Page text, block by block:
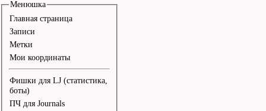
Ино с Дэвидом Бирном,
Но в любой
квартире
Есть свой собственный
Шаги в сапогах в
Менюшка
Главная страница
Записи
Метки
Мои координаты
Фишки для LJ (статистика,
боты)
ПЧ для Journals